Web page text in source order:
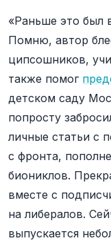
«Раньше это был
Помню, автор
ципсошников,
также помог
детском саду
попросту
личные статьи с
с фронта,
биониклов.
вместе с
на либералов.
выпускается